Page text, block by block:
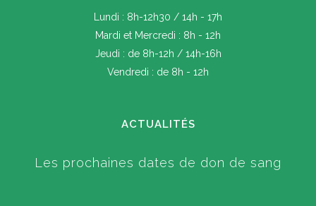
Lundi : 8h-12h30 / 14h - 17h
Mardi et Mercredi : 8h - 12h
Jeudi : de 8h-12h / 14h-16h
Vendredi : de 8h - 12h
ACTUALITÉS
Les prochaines dates de don de sang